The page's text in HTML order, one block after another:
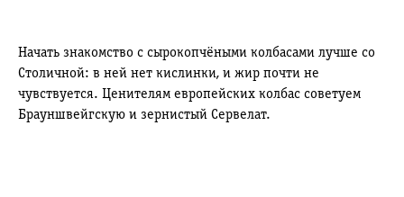
Начать знакомство с сырокопчёными колбасами лучше со
Столичной: в ней нет кислинки, и жир почти не
чувствуется. Ценителям европейских колбас советуем
Брауншвейгскую и зернистый Сервелат.